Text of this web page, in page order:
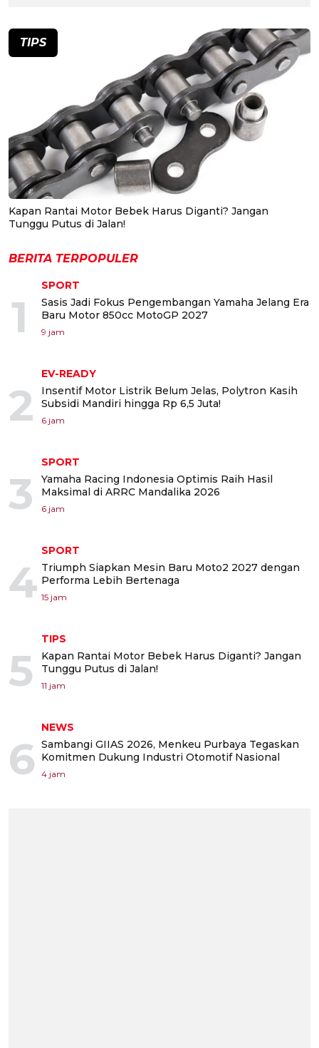
TIPS
Kapan Rantai Motor Bebek Harus Diganti? Jangan
Tunggu Putus di Jalan!
BERITA TERPOPULER
1
SPORT
Sasis Jadi Fokus Pengembangan Yamaha Jelang Era
Baru Motor 850cc MotoGP 2027
9 jam
2
EV-READY
Insentif Motor Listrik Belum Jelas, Polytron Kasih
Subsidi Mandiri hingga Rp 6,5 Juta!
6 jam
3
SPORT
Yamaha Racing Indonesia Optimis Raih Hasil
Maksimal di ARRC Mandalika 2026
6 jam
4
SPORT
Triumph Siapkan Mesin Baru Moto2 2027 dengan
Performa Lebih Bertenaga
15 jam
5
TIPS
Kapan Rantai Motor Bebek Harus Diganti? Jangan
Tunggu Putus di Jalan!
11 jam
6
NEWS
Sambangi GIIAS 2026, Menkeu Purbaya Tegaskan
Komitmen Dukung Industri Otomotif Nasional
4 jam